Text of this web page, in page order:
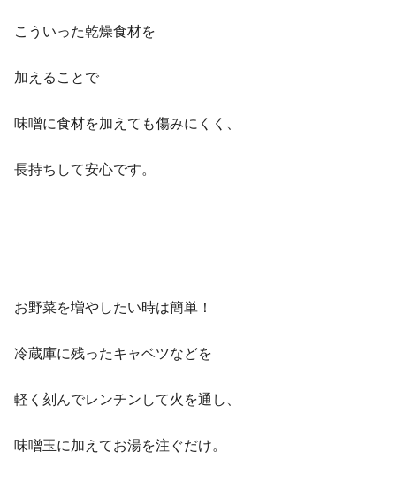
こういった乾燥食材を
加えることで
味噌に食材を加えても傷みにくく、
長持ちして安心です。
お野菜を増やしたい時は簡単！
冷蔵庫に残ったキャベツなどを
軽く刻んでレンチンして火を通し、
味噌玉に加えてお湯を注ぐだけ。